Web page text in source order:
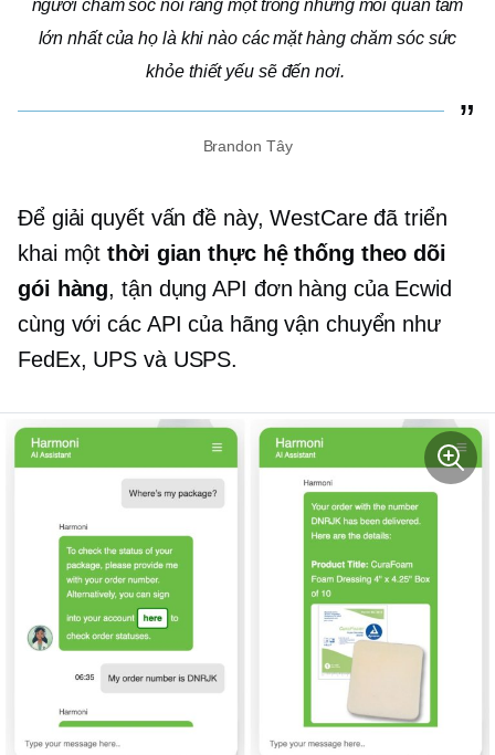
người chăm sóc nói rằng một trong những mối quan tâm
lớn nhất của họ là khi nào các mặt hàng chăm sóc sức
khỏe thiết yếu sẽ đến nơi.
Brandon Tây
Để giải quyết vấn đề này, WestCare đã triển
khai mộtthời gian thựchệ thống theo dõi
gói hàng, tận dụng API đơn hàng của Ecwid
cùng với các API của hãng vận chuyển như
FedEx, UPS và USPS.